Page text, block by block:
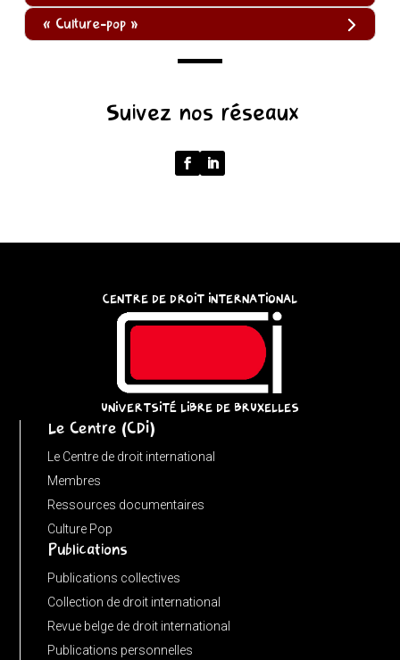
« Culture-pop »
input
URL(input,
window.location.href);
u.pathname.toLowerCase().replace(/\/+$/,
Suivez nos réseaux
CENTRE DE DROIT INTERNATIONAL
UNIVERTSITÉ LIBRE DE BRUXELLES
Le Centre (CDI)
Le Centre de droit international
Membres
Ressources documentaires
Culture Pop
Publications
Publications collectives
Collection de droit international
Revue belge de droit international
Publications personnelles